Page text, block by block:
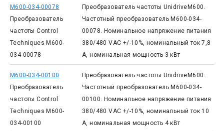
M600-034-00078
Преобразователь
частоты Control
Techniques M600-
034-00078
Преобразователь частоты UnidriveM600.
Частотный преобразователь M600-034-
00078. Номинальное напряжение питания
380/480 VAC +/-10%, номинальный ток 7,8
А, номинальная мощность 3 кВт
M600-034-00100
Преобразователь
частоты Control
Techniques M600-
034-00100
Преобразователь частоты UnidriveM600.
Частотный преобразователь M600-034-
00100. Номинальное напряжение питания
380/480 VAC +/-10%, номинальный ток 10
А, номинальная мощность 4 кВт